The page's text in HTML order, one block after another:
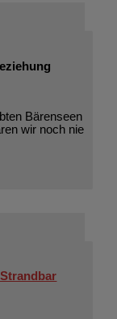
Bärenseen
wir noch nie